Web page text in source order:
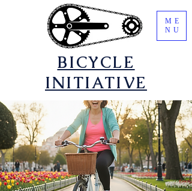
​BICYCLE
INITIATIVE
ME
NU